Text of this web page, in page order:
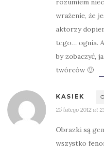
rozumiem
wrażenie, że
aktorzy
tego… ognia.
by zobaczyć,
twórców 🙂
KASIEK
25 lutego 2012 at
Obrazki są
wszystko